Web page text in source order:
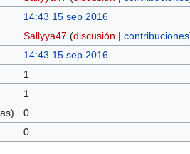
14:43 15 sep 2016
Sallyya47 (discusión | contribuciones
14:43 15 sep 2016
1
1
0
0